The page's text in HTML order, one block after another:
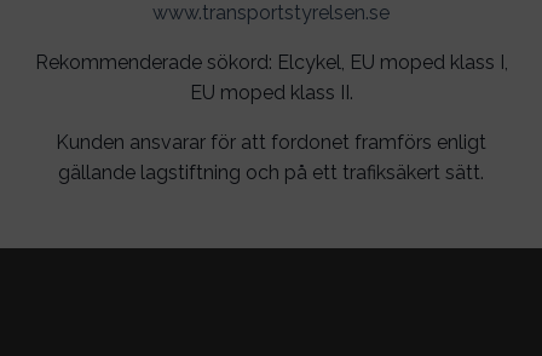
www.transportstyrelsen.se
Rekommenderade sökord: Elcykel, EU moped klass I,
EU moped klass II.
Kunden ansvarar för att fordonet framförs enligt
gällande lagstiftning och på ett trafiksäkert sätt.